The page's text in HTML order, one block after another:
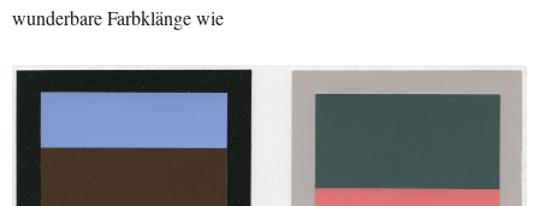
wunderbare Farbklänge wie